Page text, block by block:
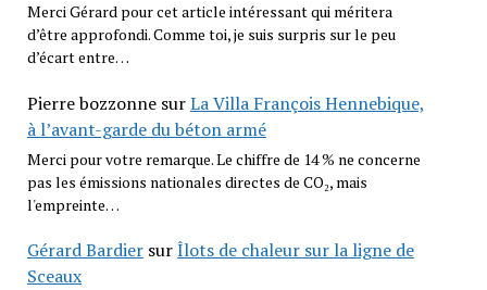
Merci Gérard pour cet article intéressant qui méritera
d’être approfondi. Comme toi, je suis surpris sur le peu
d’écart entre…
Pierre bozzonnesurLa Villa François Hennebique,
à l’avant-garde du béton armé
Merci pour votre remarque. Le chiffre de 14 % ne concerne
pas les émissions nationales directes de CO₂, mais
l'empreinte…
Gérard BardiersurÎlots de chaleur sur la ligne de
Sceaux